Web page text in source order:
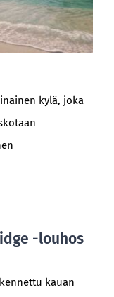
kylä, joka
-louhos
kauan